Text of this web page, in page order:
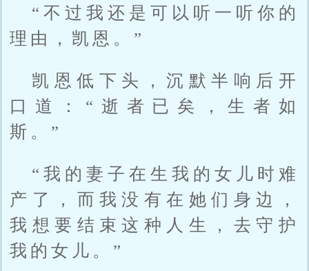
“不过我还是可以听一听你的
理由，凯恩。”
凯恩低下头，沉默半响后开
口道：“逝者已矣，生者如
斯。”
“我的妻子在生我的女儿时难
产了，而我没有在她们身边，
我想要结束这种人生，去守护
我的女儿。”